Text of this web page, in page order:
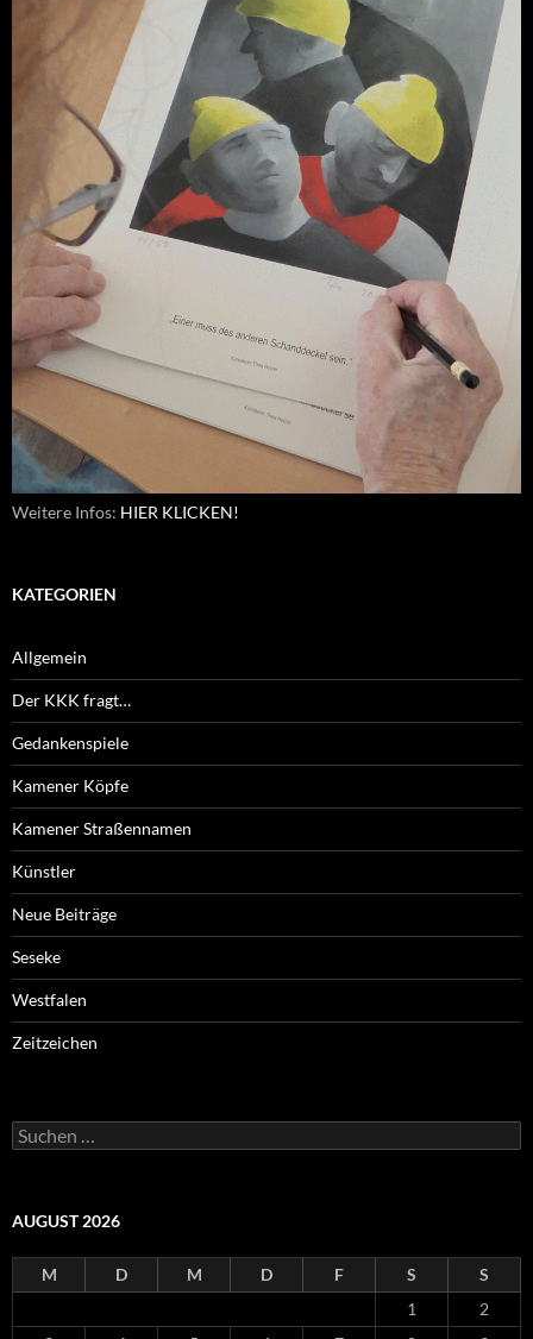
Weitere Infos: HIER KLICKEN!
KATEGORIEN
Allgemein
Der KKK fragt…
Gedankenspiele
Kamener Köpfe
Kamener Straßennamen
Künstler
Neue Beiträge
Seseke
Westfalen
Zeitzeichen
Suchen
nach:
AUGUST 2026
M D M D F S
S
1
2